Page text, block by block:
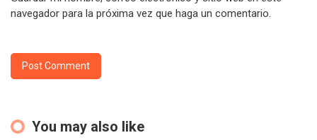
navegador para la próxima vez que haga un comentario.
You may also like